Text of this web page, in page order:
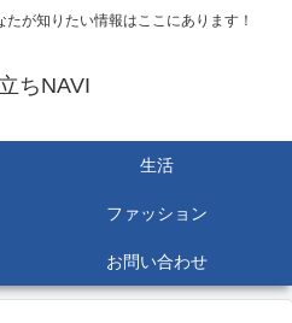
が知りたい情報はここにあります！
ちNAVI
生活
ファッション
お問い合わせ